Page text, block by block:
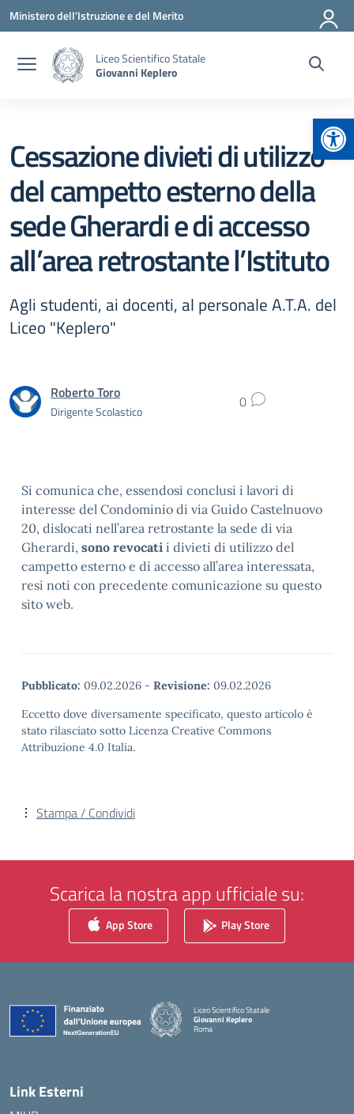
Vai ai contenuti
Vai al menu di navigazione
Vai al footer
Ministero dell'Istruzione e del Merito
Liceo Scientifico Statale
Giovanni Keplero
Cessazione divieti di utilizzo
del campetto esterno della
sede Gherardi e di accesso
all’area retrostante l’Istituto
Agli studenti, ai docenti, al personale A.T.A. del
Liceo "Keplero"
Roberto Toro
Dirigente Scolastico 0
Si comunica che, essendosi conclusi i lavori di
interesse del Condominio di via Guido Castelnuovo
20, dislocati nell’area retrostante la sede di via
Gherardi, sono revocati i divieti di utilizzo del
campetto esterno e di accesso all’area interessata,
resi noti con precedente comunicazione su questo
sito web.
Pubblicato: 09.02.2026 - Revisione: 09.02.2026
Eccetto dove diversamente specificato, questo articolo è
stato rilasciato sotto Licenza Creative Commons
Attribuzione 4.0 Italia.
Stampa / Condividi
Scarica la nostra app ufficiale su:
App Store Play Store
Liceo Scientifico Statale
Giovanni Keplero
Roma
Link Esterni